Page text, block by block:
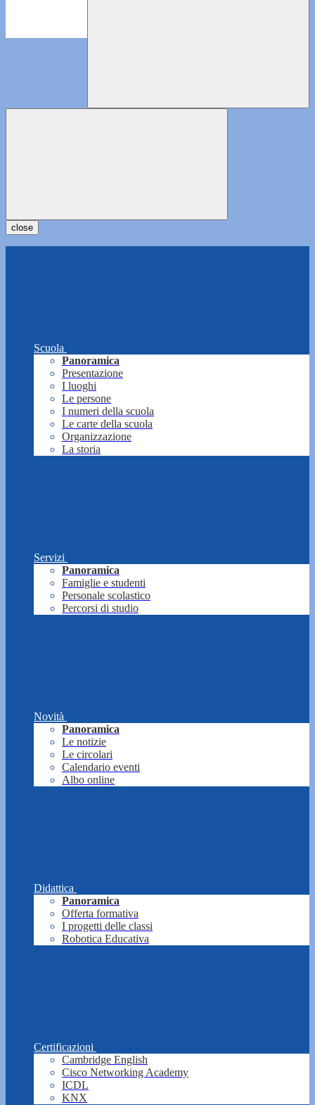
close
Scuola
Panoramica
Presentazione
I luoghi
Le persone
I numeri della scuola
Le carte della scuola
Organizzazione
La storia
Servizi
Panoramica
Famiglie e studenti
Personale scolastico
Percorsi di studio
Novità
Panoramica
Le notizie
Le circolari
Calendario eventi
Albo online
Didattica
Panoramica
Offerta formativa
I progetti delle classi
Robotica Educativa
Certificazioni
Cambridge English
Cisco Networking Academy
ICDL
KNX